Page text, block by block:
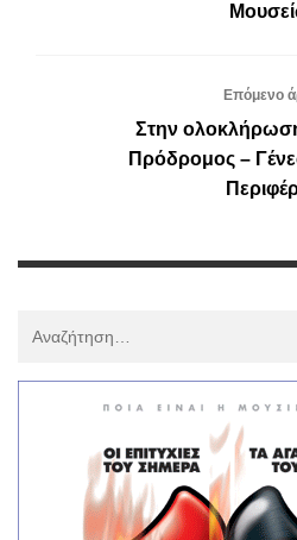
Επόμενο
Στην
Πρόδρομος –
: